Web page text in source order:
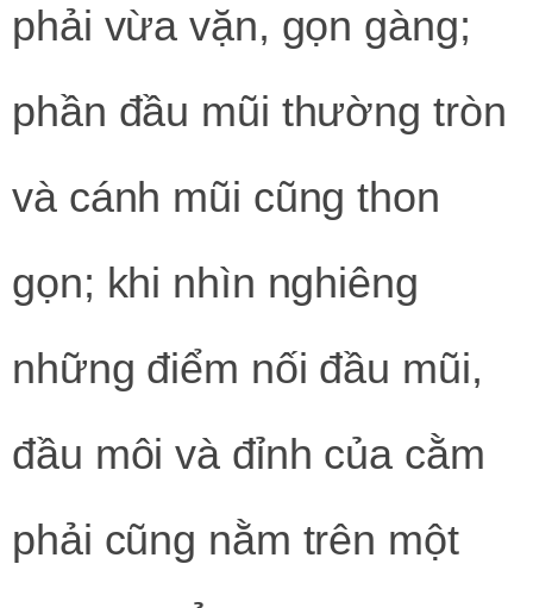
phải vừa vặn, gọn gàng;
phần đầu mũi thường tròn
và cánh mũi cũng thon
gọn; khi nhìn nghiêng
những điểm nối đầu mũi,
đầu môi và đỉnh của cằm
phải cũng nằm trên một